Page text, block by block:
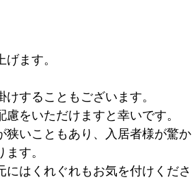
ます。
することもございます。
慮をいただけますと幸いです。
狭いこともあり、入居者様が驚か
ます。
にはくれぐれもお気を付けくださ